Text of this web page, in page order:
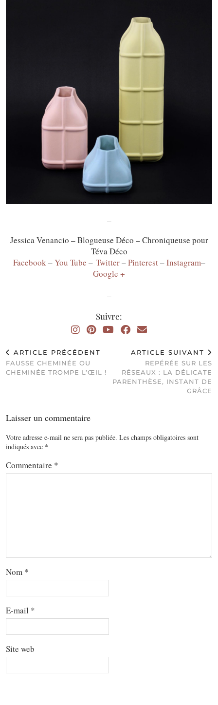
–
Jessica Venancio – Blogueuse Déco – Chroniqueuse pour
Téva Déco
Facebook–You Tube – Twitter–Pinterest–Instagram–
Google +
Suivre:
ARTICLE PRÉCÉDENT
FAUSSE CHEMINÉE OU
CHEMINÉE TROMPE L’ŒIL !
ARTICLE SUIVANT
REPÉRÉE SUR LES
RÉSEAUX : LA DÉLICATE
PARENTHÈSE, INSTANT DE
GRÂCE
Laisser un commentaire
Votre adresse e-mail ne sera pas publiée. Les champs obligatoires sont
indiqués avec *
Commentaire *
Nom *
E-mail *
Site web